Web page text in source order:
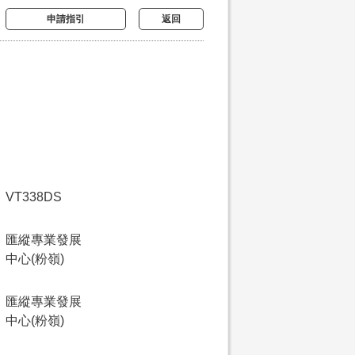
申請指引 返回
VT338DS
匯縱專業發展
中心(粉嶺)
匯縱專業發展
中心(粉嶺)